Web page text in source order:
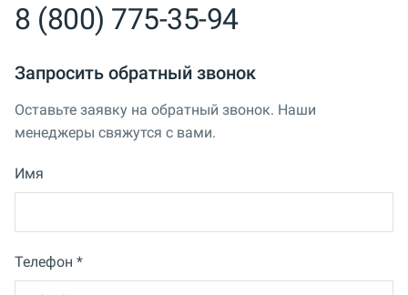
8 (800) 775-35-94
Запросить обратный звонок
Оставьте заявку на обратный звонок. Наши
менеджеры свяжутся с вами.
Имя
Телефон *